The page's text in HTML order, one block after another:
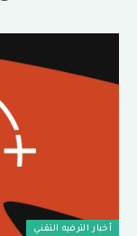
أخبار الترفيه التقني